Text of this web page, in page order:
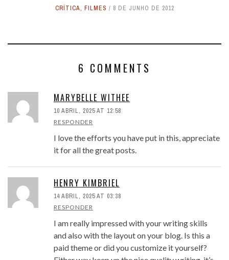
CRÍTICA, FILMES 8 DE JUNHO DE 2012
6 COMMENTS
MARYBELLE WITHEE
10 ABRIL, 2025 AT 12:58
RESPONDER
I love the efforts you have put in this, appreciate
it for all the great posts.
HENRY KIMBRIEL
14 ABRIL, 2025 AT 03:38
RESPONDER
I am really impressed with your writing skills
and also with the layout on your blog. Is this a
paid theme or did you customize it yourself?